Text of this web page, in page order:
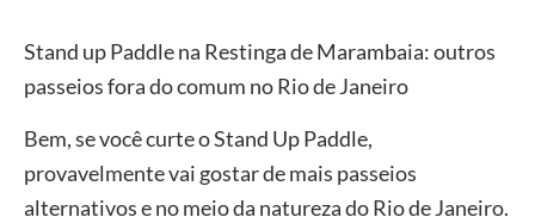
Stand up Paddle na Restinga de Marambaia: outros
passeios fora do comum no Rio de Janeiro
Bem, se você curte o Stand Up Paddle,
provavelmente vai gostar de mais passeios
alternativos e no meio da natureza do Rio de Janeiro.